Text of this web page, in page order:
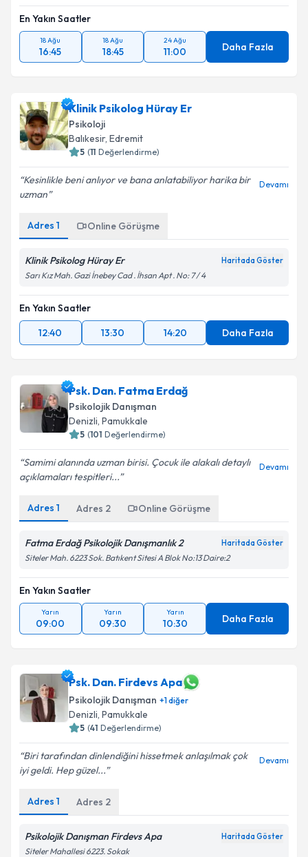
En Yakın Saatler
18 Ağu
16:45
18 Ağu
18:45
24 Ağu
11:00 Daha Fazla
Klinik Psikolog Hüray Er
Psikoloji
Balıkesir, Edremit
5 (11 Değerlendirme)
Kesinlikle beni anlıyor ve bana anlatabiliyor harika bir
uzman
Devamı
Adres 1 Online Görüşme
Klinik Psikolog Hüray Er Haritada Göster
Sarı Kız Mah. Gazi İnebey Cad . İhsan Apt . No: 7 / 4
En Yakın Saatler
12:40
13:30 14:20 Daha Fazla
Psk. Dan. Fatma Erdağ
Psikolojik Danışman
Denizli, Pamukkale
5 (101 Değerlendirme)
Samimi alanında uzman birisi. Çocuk ile alakalı detaylı
açıklamaları tespitleri...
Devamı
Adres 1 Adres 2 Online Görüşme
Fatma Erdağ Psikolojik Danışmanlık 2 Haritada Göster
Siteler Mah. 6223 Sok. Batıkent Sitesi A Blok No:13 Daire:2
En Yakın Saatler
Yarın
09:00
Yarın
09:30
Yarın
10:30 Daha Fazla
Psk. Dan. Firdevs Apa
Psikolojik Danışman +1diğer
Denizli, Pamukkale
5 (41 Değerlendirme)
Biri tarafından dinlendiğini hissetmek anlaşılmak çok
iyi geldi. Hep güzel...
Devamı
Adres 1 Adres 2
Psikolojik Danışman Firdevs Apa Haritada Göster
Siteler Mahallesi 6223. Sokak